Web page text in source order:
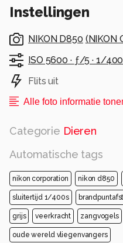
Instellingen
NIKON D850 (NIKON
ISO 5600 · ƒ/5 · 1/
Flits uit
Alle foto informatie
Categorie Dieren
Automatische tags
nikon corporation nikon d850
sluitertijd 1/400s
grijs veerkracht zangvogels
oude wereld vliegenvangers